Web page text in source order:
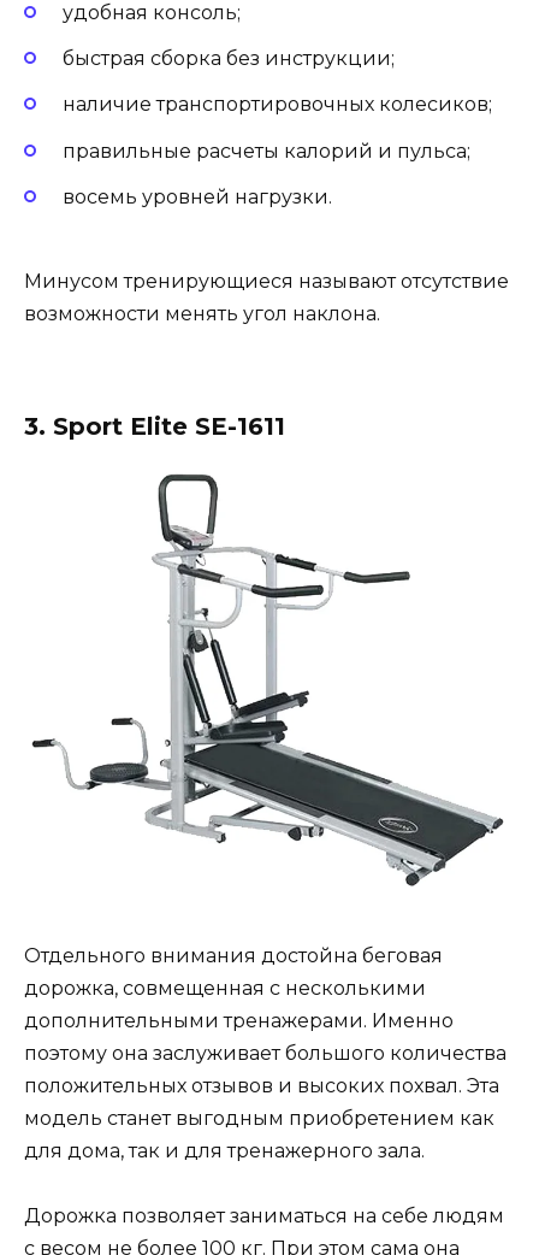
удобная консоль;
быстрая сборка без инструкции;
наличие транспортировочных колесиков;
правильные расчеты калорий и пульса;
восемь уровней нагрузки.
Минусом тренирующиеся называют отсутствие
возможности менять угол наклона.
3. Sport Elite SE-1611
Отдельного внимания достойна беговая
дорожка, совмещенная с несколькими
дополнительными тренажерами. Именно
поэтому она заслуживает большого количества
положительных отзывов и высоких похвал. Эта
модель станет выгодным приобретением как
для дома, так и для тренажерного зала.
Дорожка позволяет заниматься на себе людям
с весом не более 100 кг. При этом сама она